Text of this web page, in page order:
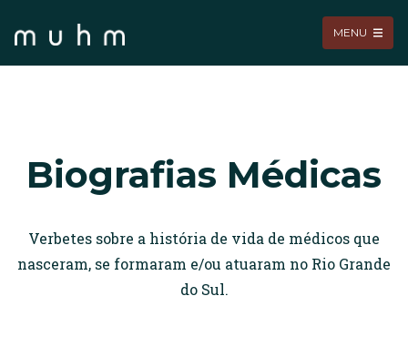
MENU
Biografias Médicas
Verbetes sobre a história de vida de médicos que
nasceram, se formaram e/ou atuaram no Rio Grande
do Sul.